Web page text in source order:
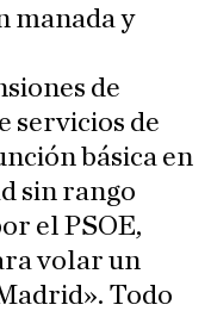
manada y
de
servicios de
básica en
sin rango
el PSOE,
volar un
Todo